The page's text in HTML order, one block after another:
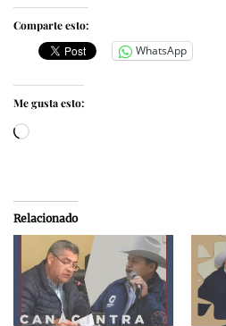
Comparte esto:
WhatsApp
Me gusta esto:
Cargando...
Relacionado